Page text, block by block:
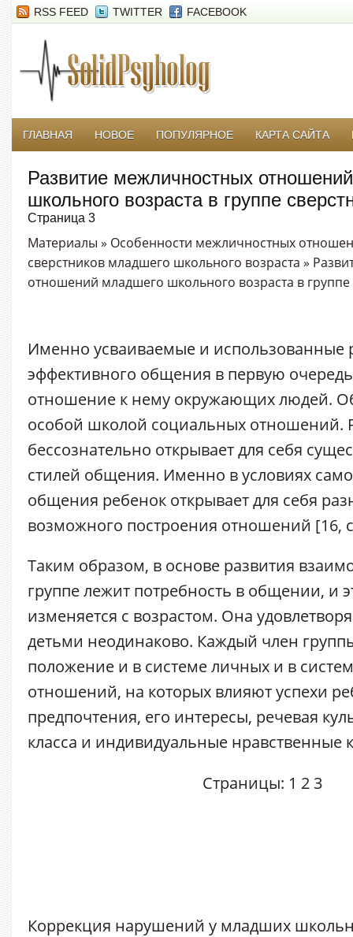
RSS FEED TWITTER FACEBOOK
ГЛАВНАЯ НОВОЕ ПОПУЛЯРНОЕ КАРТА САЙТА
Развитие межличностных
школьного возраста в группе
Страница 3
Материалы » Особенности межличностных
сверстников младшего школьного возраста »
отношений младшего школьного возраста в группе
Именно усваиваемые и использованные
эффективного общения в первую
отношение к нему окружающих людей.
особой школой социальных отношений.
бессознательно открывает для себя
стилей общения. Именно в условиях
общения ребенок открывает для себя
возможного построения отношений [16,
Таким образом, в основе развития
группе лежит потребность в общении, и
изменяется с возрастом. Она
детьми неодинаково. Каждый член
положение и в системе личных и в
отношений, на которых влияют успехи
предпочтения, его интересы, речевая
класса и индивидуальные нравственные
Страницы: 1 2 3
Коррекция нарушений у младших